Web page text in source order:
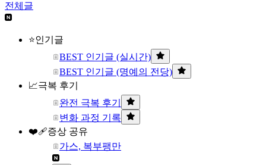
전체글
⭐인기글
BEST 인기글 (실시간)
BEST 인기글 (명예의 전당)
📈극복 후기
완전 극복 후기
변화 과정 기록
❤️‍🩹증상 공유
가스, 복부팽만